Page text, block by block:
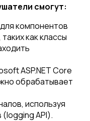
смогут:
компонентов
как классы
ASP.NET Core
обрабатывает
используя
API).